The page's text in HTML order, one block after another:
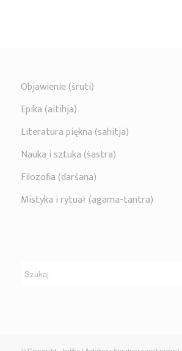
Objawienie (śruti)
Epika (aitihja)
Literatura piękna (sahitja)
Nauka i sztuka (śastra)
Filozofia (darśana)
Mistyka i rytuał (agama-tantra)